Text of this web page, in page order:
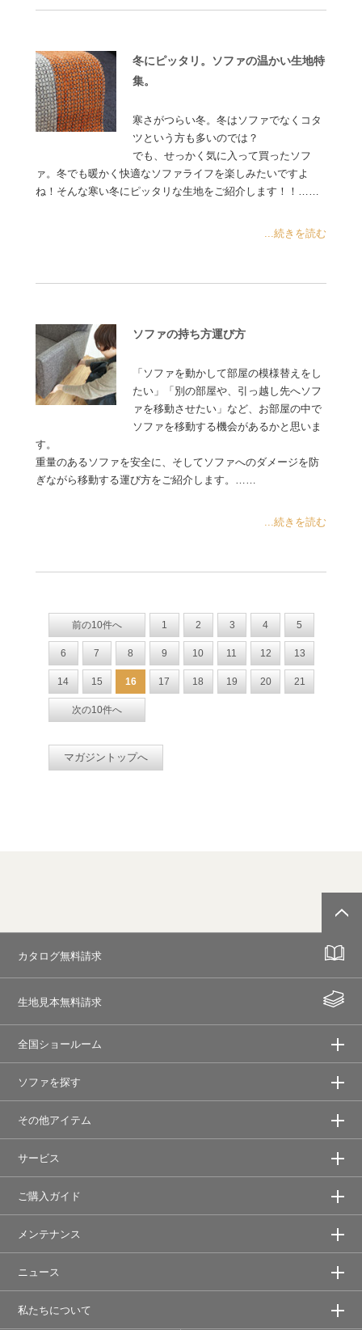
冬にピッタリ。ソファの温かい生地特
集。
寒さがつらい冬。冬はソファでなくコタ
ツという方も多いのでは？
でも、せっかく気に入って買ったソフ
ァ。冬でも暖かく快適なソファライフを楽しみたいですよ
ね！そんな寒い冬にピッタリな生地をご紹介します！！……
...続きを読む
ソファの持ち方運び方
「ソファを動かして部屋の模様替えをし
たい」「別の部屋や、引っ越し先へソフ
ァを移動させたい」など、お部屋の中で
ソファを移動する機会があるかと思いま
す。
重量のあるソファを安全に、そしてソファへのダメージを防
ぎながら移動する運び方をご紹介します。……
...続きを読む
前の10件へ 1 2 3 4 5
6 7 8 9 10 11 12 13
14 15 16 17 18 19 20 21
次の10件へ
マガジントップへ
カタログ無料請求
生地見本無料請求
全国ショールーム
ソファを探す
その他アイテム
サービス
ご購入ガイド
メンテナンス
ニュース
私たちについて